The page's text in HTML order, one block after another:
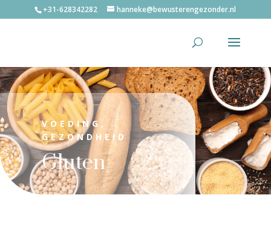
+31-628342282 hanneke@bewusterengezonder.nl
VOEDING,
GEZONDHEID
Gluten